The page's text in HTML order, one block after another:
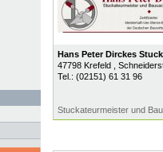
Hans Peter Dirckes
47798 Krefeld
,
Tel.: (02151) 61 31 96
Stuckateurmeister und